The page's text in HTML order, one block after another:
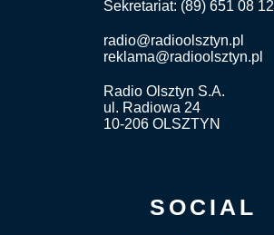
Sekretariat: (89) 651 08 12
radio@radioolsztyn.pl
reklama@radioolsztyn.pl
Radio Olsztyn S.A.
ul. Radiowa 24
10-206 OLSZTYN
SOCIAL